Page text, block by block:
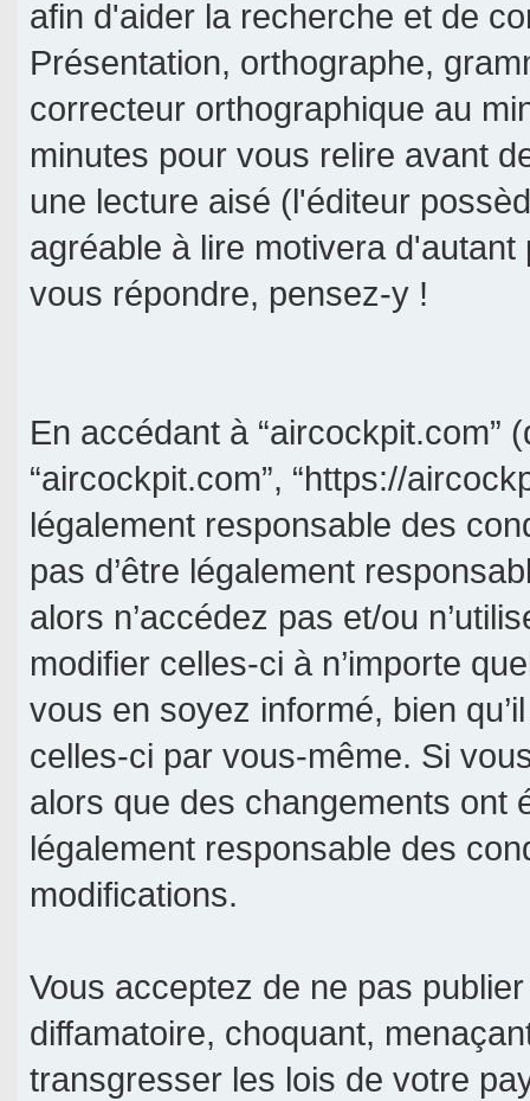
afin d'aider la recherche et de
Présentation, orthographe,
correcteur orthographique au
minutes pour vous relire avant
une lecture aisé (l'éditeur
agréable à lire motivera
vous répondre, pensez-y !
En accédant à “aircockpit.com”
“aircockpit.com”, “https://
légalement responsable des
pas d’être légalement
alors n’accédez pas et/ou
modifier celles-ci à n’importe
vous en soyez informé, bien
celles-ci par vous-même. Si
alors que des changements ont
légalement responsable des
modifications.
Vous acceptez de ne pas
diffamatoire, choquant,
transgresser les lois de votre